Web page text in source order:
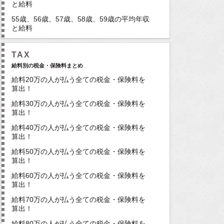
と給料
55歳、56歳、57歳、58歳、59歳の平均年収
と給料
TAX
給料別の税金・保険料まとめ
給料20万の人が払う全ての税金・保険料を
算出！
給料30万の人が払う全ての税金・保険料を
算出！
給料40万の人が払う全ての税金・保険料を
算出！
給料50万の人が払う全ての税金・保険料を
算出！
給料60万の人が払う全ての税金・保険料を
算出！
給料70万の人が払う全ての税金・保険料を
算出！